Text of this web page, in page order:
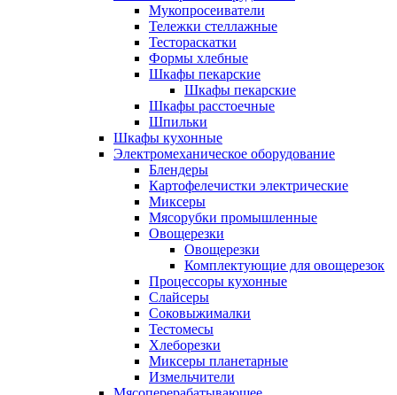
Мукопросеиватели
Тележки стеллажные
Тестораскатки
Формы хлебные
Шкафы пекарские
Шкафы пекарские
Шкафы расстоечные
Шпильки
Шкафы кухонные
Электромеханическое оборудование
Блендеры
Картофелечистки электрические
Миксеры
Мясорубки промышленные
Овощерезки
Овощерезки
Комплектующие для овощерезок
Процессоры кухонные
Слайсеры
Соковыжималки
Тестомесы
Хлеборезки
Миксеры планетарные
Измельчители